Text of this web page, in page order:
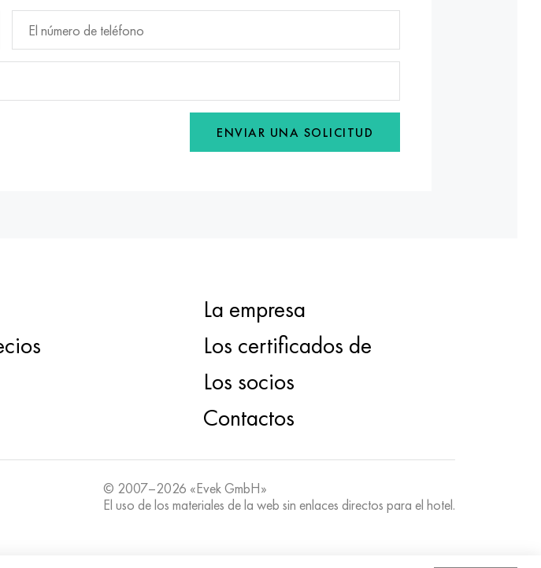
ENVIAR UNA SOLICITUD
La empresa
Los certificados de
Los socios
Contactos
© 2007–2026 «Evek GmbH»
El uso de los materiales de la web sin enlaces directos para el hotel.